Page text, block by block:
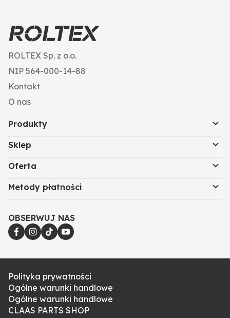
ROLTEX Sp. z o.o.
NIP 564-000-14-88
Kontakt
O nas
Produkty
Sklep
Oferta
Metody płatności
OBSERWUJ NAS
Polityka prywatności
Ogólne warunki handlowe
Ogólne warunki handlowe
CLAAS PARTS SHOP